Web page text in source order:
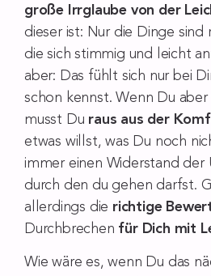
große Irrglaube von der
dieser ist: Nur die Dinge sind
die sich stimmig und leicht
aber: Das fühlt sich nur bei
schon kennst. Wenn Du
musst Du raus aus der
etwas willst, was Du noch
immer einen Widerstand der
durch den du gehen darfst.
allerdings die richtige
Durchbrechen für Dich mit
Wie wäre es, wenn Du das